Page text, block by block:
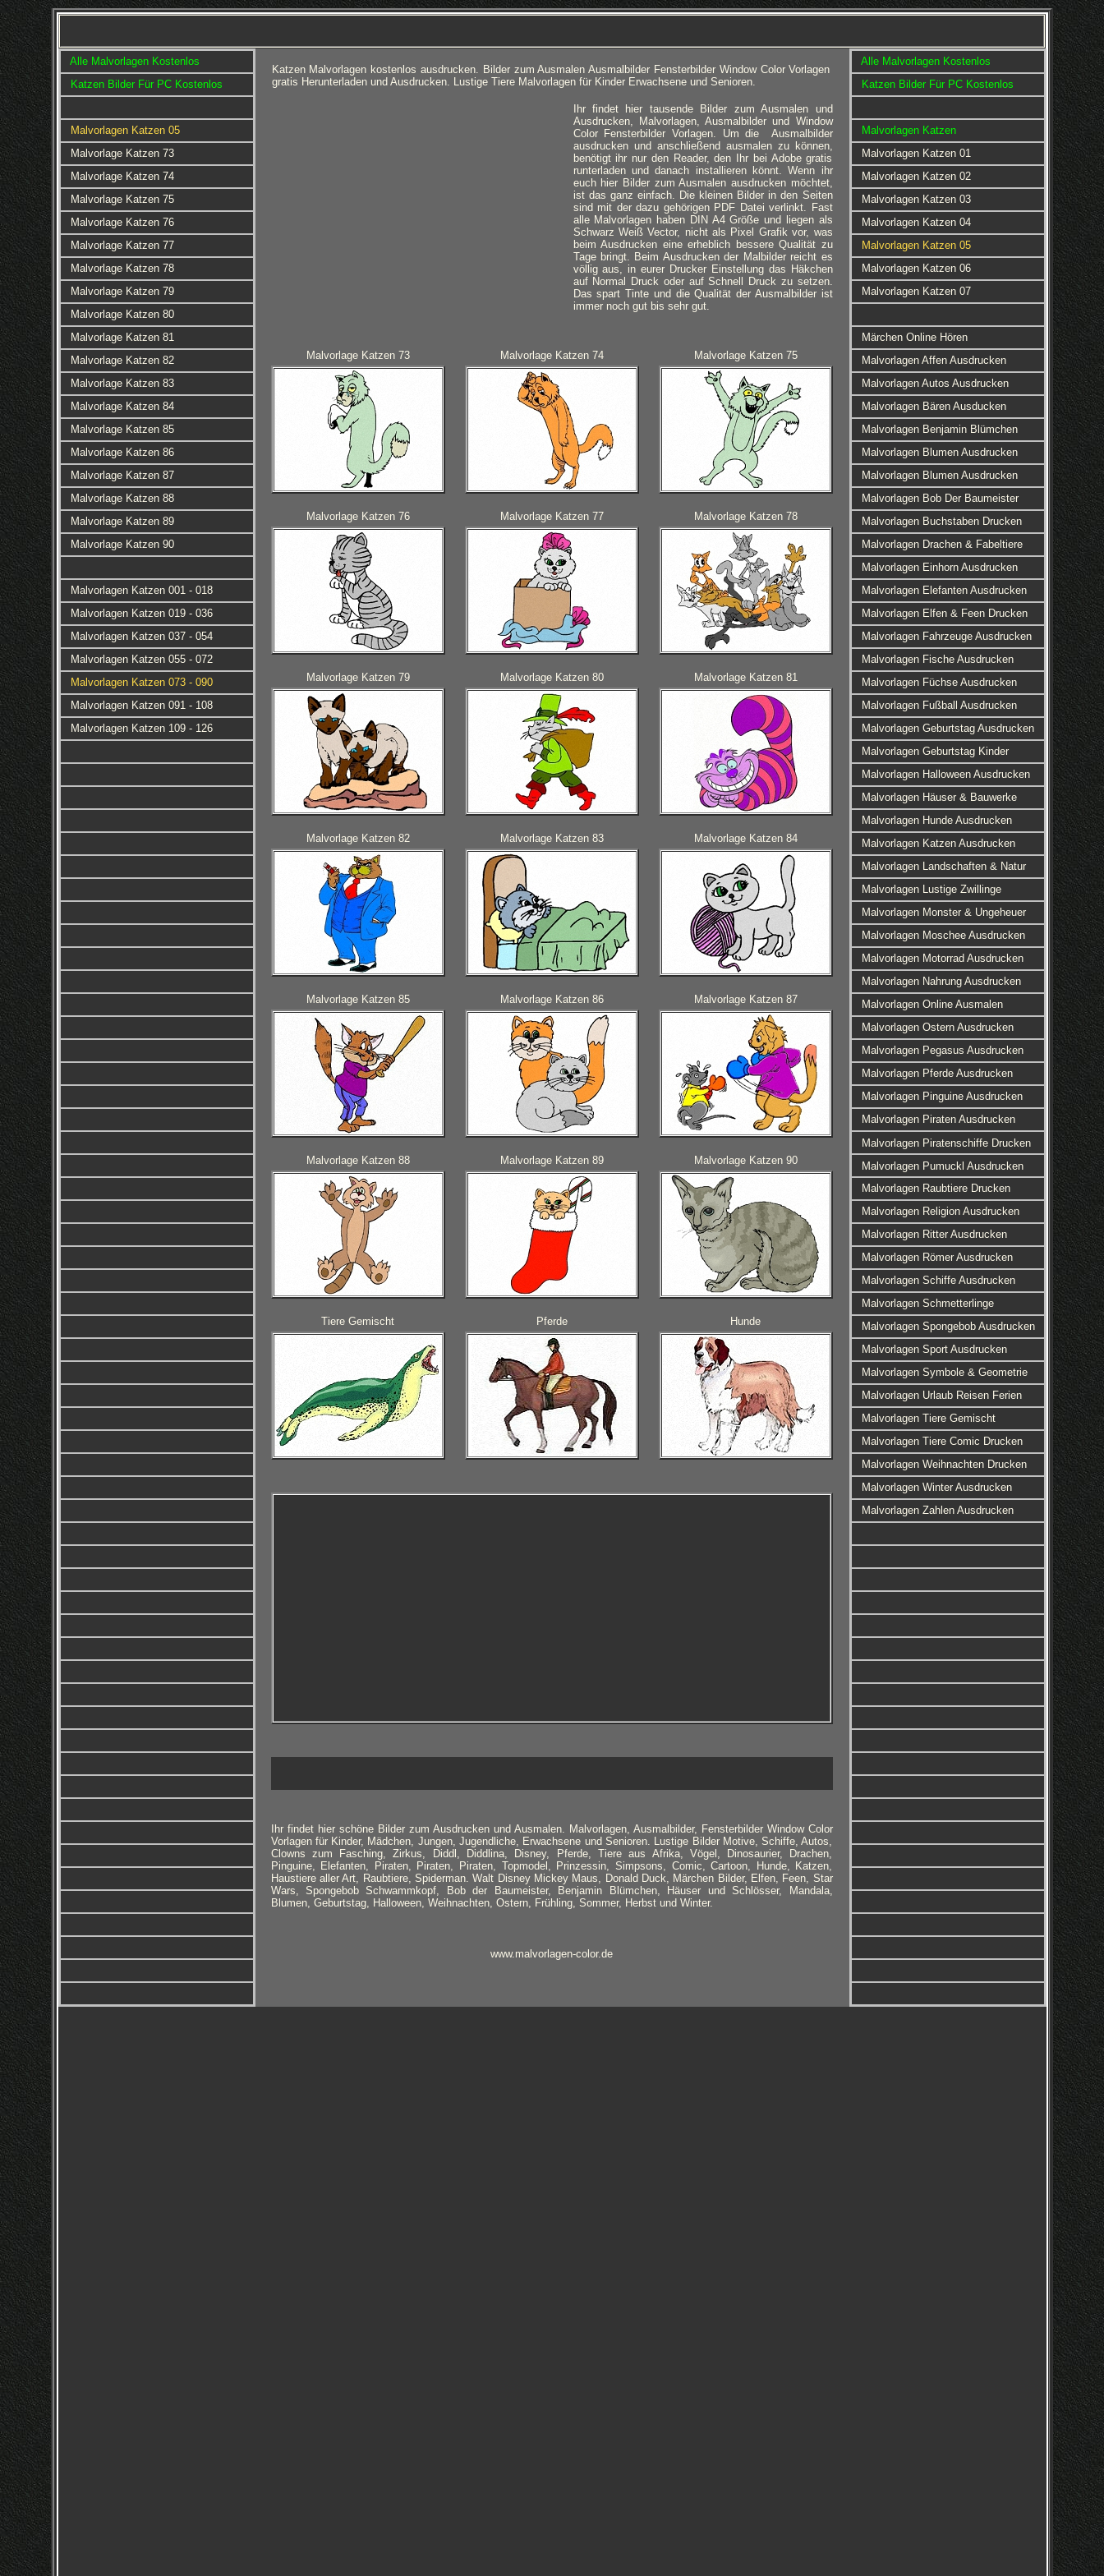
Alle Malvorlagen Kostenlos
Katzen Bilder Für PC Kostenlos
Malvorlagen Katzen 05
Malvorlage Katzen 73
Malvorlage Katzen 74
Malvorlage Katzen 75
Malvorlage Katzen 76
Malvorlage Katzen 77
Malvorlage Katzen 78
Malvorlage Katzen 79
Malvorlage Katzen 80
Malvorlage Katzen 81
Malvorlage Katzen 82
Malvorlage Katzen 83
Malvorlage Katzen 84
Malvorlage Katzen 85
Malvorlage Katzen 86
Malvorlage Katzen 87
Malvorlage Katzen 88
Malvorlage Katzen 89
Malvorlage Katzen 90
Malvorlagen Katzen 001 - 018
Malvorlagen Katzen 019 - 036
Malvorlagen Katzen 037 - 054
Malvorlagen Katzen 055 - 072
Malvorlagen Katzen 073 - 090
Malvorlagen Katzen 091 - 108
Malvorlagen Katzen 109 - 126
Katzen Malvorlagen kostenlos ausdrucken. Bilder zum Ausmalen Ausmalbilder Fensterbilder Window Color Vorlagen
gratis Herunterladen und Ausdrucken. Lustige Tiere Malvorlagen für Kinder Erwachsene und Senioren.
Ihr findet hier tausende Bilder zum Ausmalen und
Ausdrucken, Malvorlagen, Ausmalbilder und Window
Color Fensterbilder Vorlagen. Um die Ausmalbilder
ausdrucken und anschließend ausmalen zu können,
benötigt ihr nur den Reader, den Ihr bei Adobe gratis
runterladen und danach installieren könnt. Wenn ihr
euch hier Bilder zum Ausmalen ausdrucken möchtet,
ist das ganz einfach. Die kleinen Bilder in den Seiten
sind mit der dazu gehörigen PDF Datei verlinkt. Fast
alle Malvorlagen haben DIN A4 Größe und liegen als
Schwarz Weiß Vector, nicht als Pixel Grafik vor, was
beim Ausdrucken eine erheblich bessere Qualität zu
Tage bringt. Beim Ausdrucken der Malbilder reicht es
völlig aus, in eurer Drucker Einstellung das Häkchen
auf Normal Druck oder auf Schnell Druck zu setzen.
Das spart Tinte und die Qualität der Ausmalbilder ist
immer noch gut bis sehr gut.
Malvorlage Katzen 73 Malvorlage Katzen 74 Malvorlage Katzen 75
Malvorlage Katzen 76 Malvorlage Katzen 77 Malvorlage Katzen 78
Malvorlage Katzen 79 Malvorlage Katzen 80 Malvorlage Katzen 81
Malvorlage Katzen 82 Malvorlage Katzen 83 Malvorlage Katzen 84
Malvorlage Katzen 85 Malvorlage Katzen 86 Malvorlage Katzen 87
Malvorlage Katzen 88 Malvorlage Katzen 89 Malvorlage Katzen 90
Tiere Gemischt Pferde Hunde
Ihr findet hier schöne Bilder zum Ausdrucken und Ausmalen. Malvorlagen, Ausmalbilder, Fensterbilder Window Color
Vorlagen für Kinder, Mädchen, Jungen, Jugendliche, Erwachsene und Senioren. Lustige Bilder Motive, Schiffe, Autos,
Clowns zum Fasching, Zirkus, Diddl, Diddlina, Disney, Pferde, Tiere aus Afrika, Vögel, Dinosaurier, Drachen,
Pinguine, Elefanten, Piraten, Piraten, Piraten, Topmodel, Prinzessin, Simpsons, Comic, Cartoon, Hunde, Katzen,
Haustiere aller Art, Raubtiere, Spiderman. Walt Disney Mickey Maus, Donald Duck, Märchen Bilder, Elfen, Feen, Star
Wars, Spongebob Schwammkopf, Bob der Baumeister, Benjamin Blümchen, Häuser und Schlösser, Mandala,
Blumen, Geburtstag, Halloween, Weihnachten, Ostern, Frühling, Sommer, Herbst und Winter.
www.malvorlagen-color.de
Alle Malvorlagen Kostenlos
Katzen Bilder Für PC Kostenlos
Malvorlagen Katzen
Malvorlagen Katzen 01
Malvorlagen Katzen 02
Malvorlagen Katzen 03
Malvorlagen Katzen 04
Malvorlagen Katzen 05
Malvorlagen Katzen 06
Malvorlagen Katzen 07
Märchen Online Hören
Malvorlagen Affen Ausdrucken
Malvorlagen Autos Ausdrucken
Malvorlagen Bären Ausducken
Malvorlagen Benjamin Blümchen
Malvorlagen Blumen Ausdrucken
Malvorlagen Blumen Ausdrucken
Malvorlagen Bob Der Baumeister
Malvorlagen Buchstaben Drucken
Malvorlagen Drachen & Fabeltiere
Malvorlagen Einhorn Ausdrucken
Malvorlagen Elefanten Ausdrucken
Malvorlagen Elfen & Feen Drucken
Malvorlagen Fahrzeuge Ausdrucken
Malvorlagen Fische Ausdrucken
Malvorlagen Füchse Ausdrucken
Malvorlagen Fußball Ausdrucken
Malvorlagen Geburtstag Ausdrucken
Malvorlagen Geburtstag Kinder
Malvorlagen Halloween Ausdrucken
Malvorlagen Häuser & Bauwerke
Malvorlagen Hunde Ausdrucken
Malvorlagen Katzen Ausdrucken
Malvorlagen Landschaften & Natur
Malvorlagen Lustige Zwillinge
Malvorlagen Monster & Ungeheuer
Malvorlagen Moschee Ausdrucken
Malvorlagen Motorrad Ausdrucken
Malvorlagen Nahrung Ausdrucken
Malvorlagen Online Ausmalen
Malvorlagen Ostern Ausdrucken
Malvorlagen Pegasus Ausdrucken
Malvorlagen Pferde Ausdrucken
Malvorlagen Pinguine Ausdrucken
Malvorlagen Piraten Ausdrucken
Malvorlagen Piratenschiffe Drucken
Malvorlagen Pumuckl Ausdrucken
Malvorlagen Raubtiere Drucken
Malvorlagen Religion Ausdrucken
Malvorlagen Ritter Ausdrucken
Malvorlagen Römer Ausdrucken
Malvorlagen Schiffe Ausdrucken
Malvorlagen Schmetterlinge
Malvorlagen Spongebob Ausdrucken
Malvorlagen Sport Ausdrucken
Malvorlagen Symbole & Geometrie
Malvorlagen Urlaub Reisen Ferien
Malvorlagen Tiere Gemischt
Malvorlagen Tiere Comic Drucken
Malvorlagen Weihnachten Drucken
Malvorlagen Winter Ausdrucken
Malvorlagen Zahlen Ausdrucken